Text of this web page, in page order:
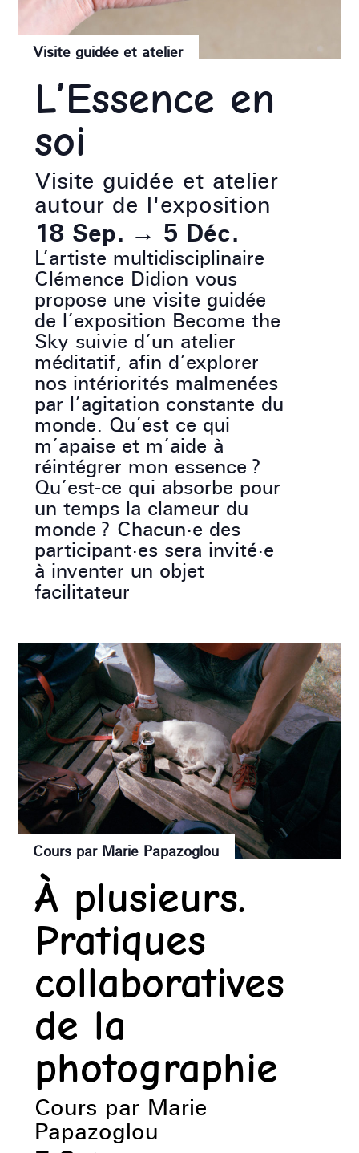
Visite guidée et atelier
L’Essence en
soi
Visite guidée et atelier
autour de l'exposition
18 Sep. → 5 Déc.
L’artiste multidisciplinaire
Clémence Didion vous
propose une visite guidée
de l’exposition Become the
Sky suivie d’un atelier
méditatif, afin d’explorer
nos intériorités malmenées
par l’agitation constante du
monde. Qu’est ce qui
m’apaise et m’aide à
réintégrer mon essence ?
Qu’est-ce qui absorbe pour
un temps la clameur du
monde ? Chacun·e des
participant·es sera invité·e
à inventer un objet
facilitateur
Cours par Marie Papazoglou
À plusieurs.
Pratiques
collaboratives
de la
photographie
Cours par Marie
Papazoglou